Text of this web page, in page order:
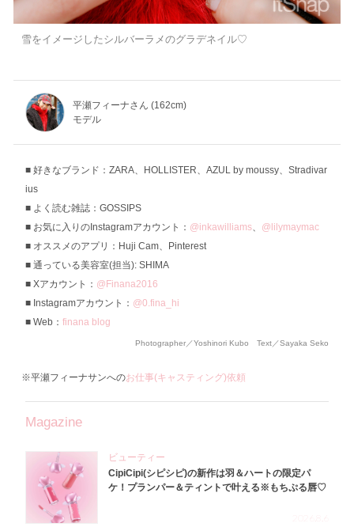
雪をイメージしたシルバーラメのグラデネイル♡
平瀬フィーナさん (162cm)
モデル
好きなブランド：ZARA、HOLLISTER、AZUL by moussy、Stradivar
ius
よく読む雑誌：GOSSIPS
お気に入りのInstagramアカウント： @inkawilliams、 @lilymaymac
オススメのアプリ：Huji Cam、Pinterest
通っている美容室(担当): SHIMA
Xアカウント： @Finana2016
Instagramアカウント： @0.fina_hi
Web： finana blog
Photographer／Yoshinori Kubo Text／Sayaka Seko
※平瀬フィーナサンへのお仕事(キャスティング)依頼
Magazine
ビューティー
CipiCipi(シピシピ)の新作は羽＆ハートの限定パ
ケ！プランパー＆ティントで叶える※もちぷる唇♡